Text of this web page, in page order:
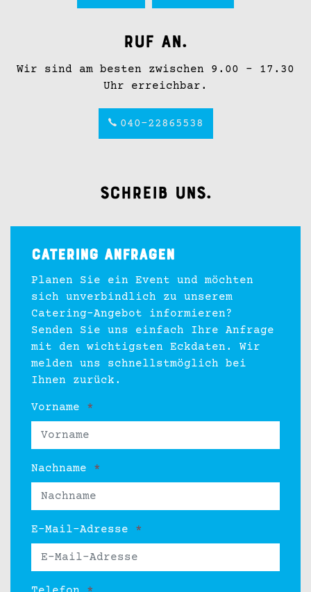
Ruf an.
Wir sind am besten zwischen 9.00 - 17.30
Uhr erreichbar.
040-22865538
Schreib uns.
Catering anfragen
Planen Sie ein Event und möchten
sich unverbindlich zu unserem
Catering-Angebot informieren?
Senden Sie uns einfach Ihre Anfrage
mit den wichtigsten Eckdaten. Wir
melden uns schnellstmöglich bei
Ihnen zurück.
Vorname *
Nachname *
E-Mail-Adresse *